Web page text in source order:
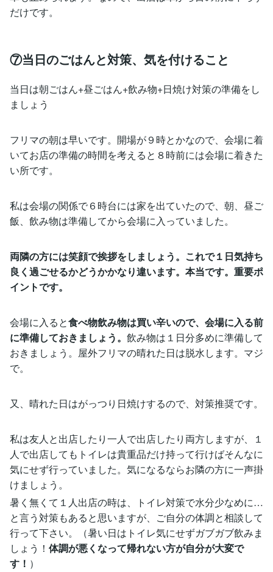
だけです。
⑦当日のごはんと対策、気を付けること
当日は朝ごはん+昼ごはん+飲み物+日焼け対策の準備をし
ましょう
フリマの朝は早いです。開場が９時とかなので、会場に着
いてお店の準備の時間を考えると８時前には会場に着きた
い所です。
私は会場の関係で６時台には家を出ていたので、朝、昼ご
飯、飲み物は準備してから会場に入っていました。
両隣の方には笑顔で挨拶をしましょう。これで１日気持ち
良く過ごせるかどうかかなり違います。本当です。重要ポ
イントです。
会場に入ると食べ物飲み物は買い辛いので、会場に入る前
に準備しておきましょう。 飲み物は１日分多めに準備して
おきましょう。屋外フリマの晴れた日は脱水します。マジ
で。
又、晴れた日はがっつり日焼けするので、対策推奨です。
私は友人と出店したり一人で出店したり両方しますが、１
人で出店してもトイレは貴重品だけ持って行けばそんなに
気にせず行っていました。気になるならお隣の方に一声掛
けましょう。
暑く無くて１人出店の時は、トイレ対策で水分少なめに…
と言う対策もあると思いますが、ご自分の体調と相談して
行って下さい。（暑い日はトイレ気にせずガブガブ飲みま
しょう！ 体調が悪くなって帰れない方が自分が大変で
す！ ）